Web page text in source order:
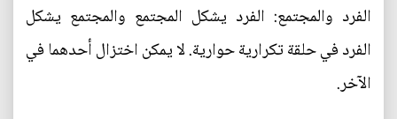
الفرد والمجتمع: الفرد يشكل المجتمع والمجتمع يشكل
الفرد في حلقة تكرارية حوارية. لا يمكن اختزال أحدهما في
الآخر.